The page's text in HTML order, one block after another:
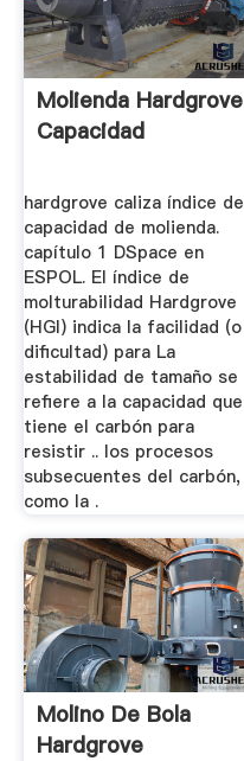
Molienda Hardgrove
Capacidad
hardgrove caliza índice de
capacidad de molienda.
capítulo 1 DSpace en
ESPOL. El índice de
molturabilidad Hardgrove
(HGI) indica la facilidad (o
dificultad) para La
estabilidad de tamaño se
refiere a la capacidad que
tiene el carbón para
resistir .. los procesos
subsecuentes del carbón,
como la .
Molino De Bola
Hardgrove